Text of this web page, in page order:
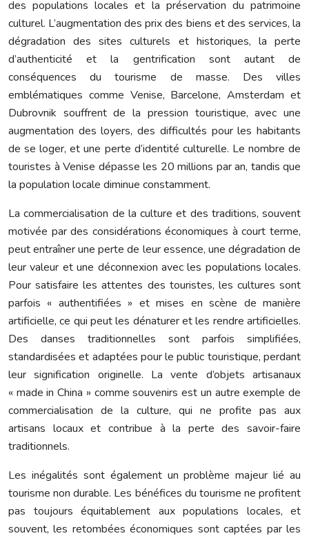
des populations locales et la préservation du patrimoine
culturel. L’augmentation des prix des biens et des services, la
dégradation des sites culturels et historiques, la perte
d’authenticité et la gentrification sont autant de
conséquences du tourisme de masse. Des villes
emblématiques comme Venise, Barcelone, Amsterdam et
Dubrovnik souffrent de la pression touristique, avec une
augmentation des loyers, des difficultés pour les habitants
de se loger, et une perte d’identité culturelle. Le nombre de
touristes à Venise dépasse les 20 millions par an, tandis que
la population locale diminue constamment.
La commercialisation de la culture et des traditions, souvent
motivée par des considérations économiques à court terme,
peut entraîner une perte de leur essence, une dégradation de
leur valeur et une déconnexion avec les populations locales.
Pour satisfaire les attentes des touristes, les cultures sont
parfois « authentifiées » et mises en scène de manière
artificielle, ce qui peut les dénaturer et les rendre artificielles.
Des danses traditionnelles sont parfois simplifiées,
standardisées et adaptées pour le public touristique, perdant
leur signification originelle. La vente d’objets artisanaux
« made in China » comme souvenirs est un autre exemple de
commercialisation de la culture, qui ne profite pas aux
artisans locaux et contribue à la perte des savoir-faire
traditionnels.
Les inégalités sont également un problème majeur lié au
tourisme non durable. Les bénéfices du tourisme ne profitent
pas toujours équitablement aux populations locales, et
souvent, les retombées économiques sont captées par les